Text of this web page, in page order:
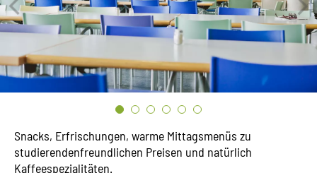
Snacks, Erfrischungen, warme Mittagsmenüs zu
studierendenfreundlichen Preisen und natürlich
Kaffeespezialitäten.